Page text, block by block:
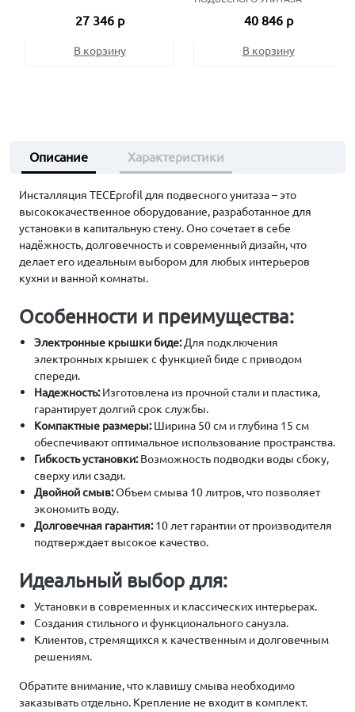
27 346 р
В корзину
40 846 р
В корзину
Описание Характеристики
Инсталляция TECEprofil для подвесного унитаза – это
высококачественное оборудование, разработанное для
установки в капитальную стену. Оно сочетает в себе
надёжность, долговечность и современный дизайн, что
делает его идеальным выбором для любых интерьеров
кухни и ванной комнаты.
Особенности и преимущества:
Электронные крышки биде:Для подключения
электронных крышек с функцией биде с приводом
спереди.
Надежность:Изготовлена из прочной стали и пластика,
гарантирует долгий срок службы.
Компактные размеры:Ширина 50 см и глубина 15 см
обеспечивают оптимальное использование пространства.
Гибкость установки:Возможность подводки воды сбоку,
сверху или сзади.
Двойной смыв:Объем смыва 10 литров, что позволяет
экономить воду.
Долговечная гарантия:10 лет гарантии от производителя
подтверждает высокое качество.
Идеальный выбор для:
Установки в современных и классических интерьерах.
Создания стильного и функционального санузла.
Клиентов, стремящихся к качественным и долговечным
решениям.
Обратите внимание, что клавишу смыва необходимо
заказывать отдельно. Крепление не входит в комплект.